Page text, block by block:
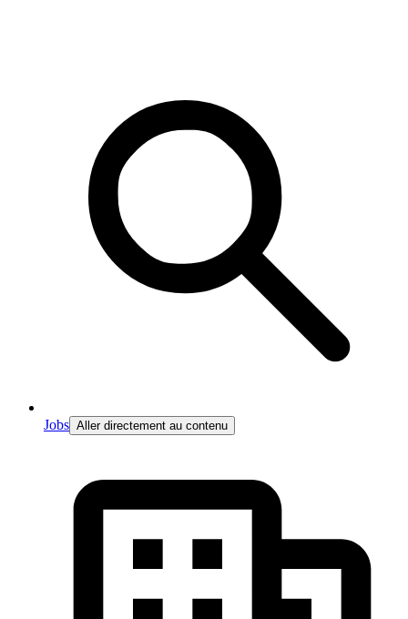
Jobs Aller directement au contenu